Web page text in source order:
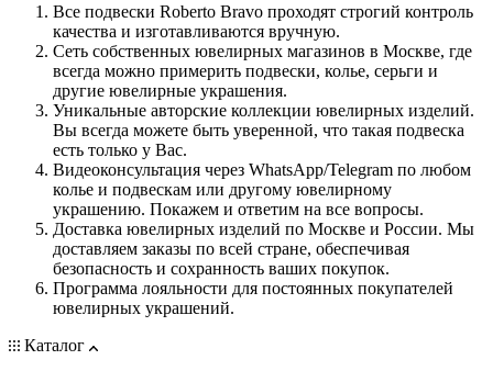
Все подвески Roberto Bravo проходят строгий контроль
качества и изготавливаются вручную.
Сеть собственных ювелирных магазинов в Москве, где
всегда можно примерить подвески, колье, серьги и
другие ювелирные украшения.
Уникальные авторские коллекции ювелирных изделий.
Вы всегда можете быть уверенной, что такая подвеска
есть только у Вас.
Видеоконсультация через WhatsApp/Telegram по любом
колье и подвескам или другому ювелирному
украшению. Покажем и ответим на все вопросы.
Доставка ювелирных изделий по Москве и России. Мы
доставляем заказы по всей стране, обеспечивая
безопасность и сохранность ваших покупок.
Программа лояльности для постоянных покупателей
ювелирных украшений.
Каталог